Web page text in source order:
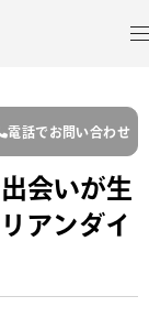
会いが生
アンダイ
電話でお問い合わせ